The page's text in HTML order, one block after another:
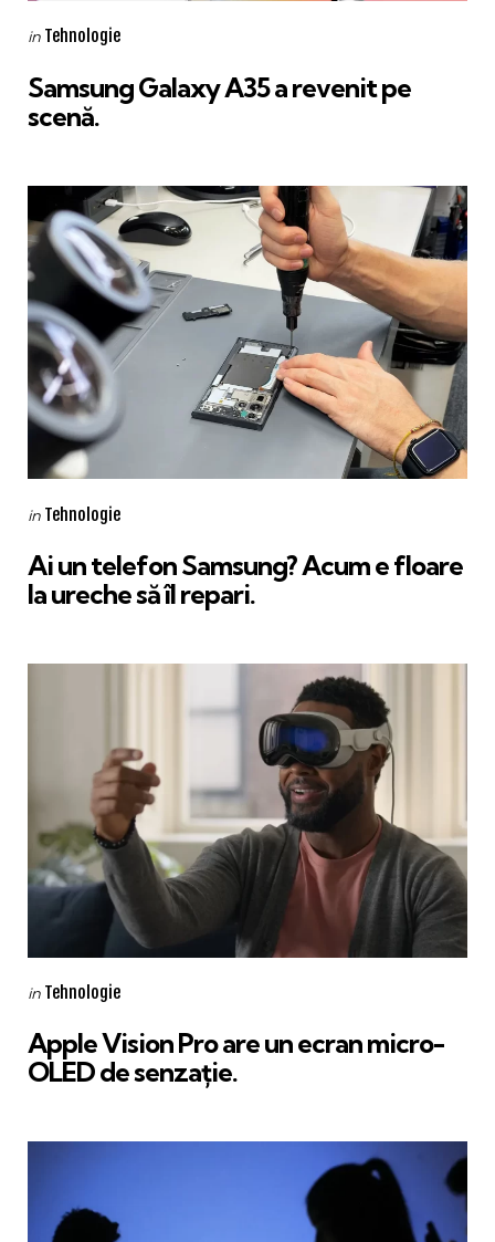
Categories
Posted
in Tehnologie
Samsung Galaxy A35 a revenit pe
scenă.
Categories
Posted
in Tehnologie
Ai un telefon Samsung? Acum e floare
la ureche să îl repari.
Categories
Posted
in Tehnologie
Apple Vision Pro are un ecran micro-
OLED de senzație.